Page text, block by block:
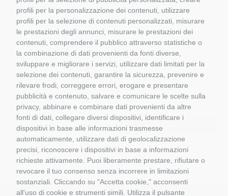
profili per la personalizzazione dei contenuti, utilizzare
profili per la selezione di contenuti personalizzati, misurare
le prestazioni degli annunci, misurare le prestazioni dei
contenuti, comprendere il pubblico attraverso statistiche o
la combinazione di dati provenienti da fonti diverse,
sviluppare e migliorare i servizi, utilizzare dati limitati per la
selezione dei contenuti, garantire la sicurezza, prevenire e
rilevare frodi, correggere errori, erogare e presentare
pubblicità e contenuto, salvare e comunicare le scelte sulla
privacy, abbinare e combinare dati provenienti da altre
fonti di dati, collegare diversi dispositivi, identificare i
dispositivi in base alle informazioni trasmesse
automaticamente, utilizzare dati di geolocalizzazione
precisi, riconoscere i dispositivi in base a informazioni
richieste attivamente. Puoi liberamente prestare, rifiutare o
revocare il tuo consenso senza incorrere in limitazioni
sostanziali. Cliccando su "Accetta cookie," acconsenti
all'uso di cookie e strumenti simili. Utilizza il pulsante
ASSI
WSI 03-1010
54,00 €
DISPONIBILE
NOOTEBOOM MCOS-
48-03EB GRIGIO CON
PAVIMENTO LEGNO
MARGE MODELS
1812-02
90,00 €